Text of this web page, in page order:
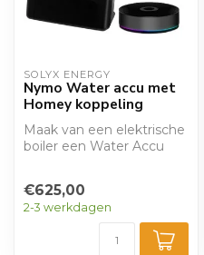
SOLYX ENERGY
Nymo Water accu met
Homey koppeling
Maak van een elektrische
boiler een Water Accu
€625,00
2-3 werkdagen